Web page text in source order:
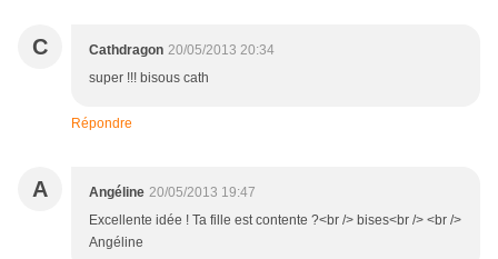
C Cathdragon 20/05/2013 20:34
super !!! bisous cath
Répondre
A Angéline 20/05/2013 19:47
Excellente idée ! Ta fille est contente ?<br /> bises<br /> <br />
Angéline